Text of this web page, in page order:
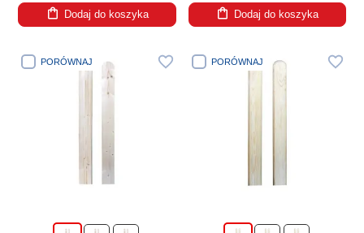
Dodaj do koszyka Dodaj do koszyka
PORÓWNAJ PORÓWNAJ